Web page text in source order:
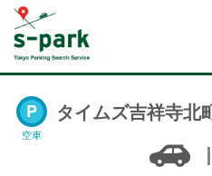
空車
タイムズ吉祥寺北